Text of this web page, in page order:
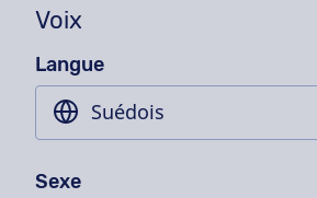
Voix
Langue
Sexe